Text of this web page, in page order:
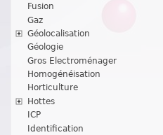
Fusion
Gaz
Géolocalisation
Géologie
Gros Electroménager
Homogénéisation
Horticulture
Hottes
ICP
Identification